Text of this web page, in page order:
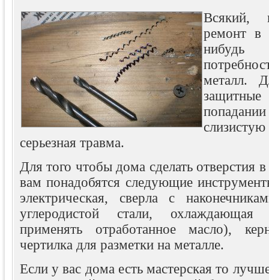
Всякий,
ремонт в
металл.
серьезная травма.
Для того чтобы дома сделать отверстия
вам понадобятся следующие
электрическая, сверла с
углеродистой стали,
применять отработанное масло),
чертилка для разметки на металле.
Если у вас дома есть мастерская то